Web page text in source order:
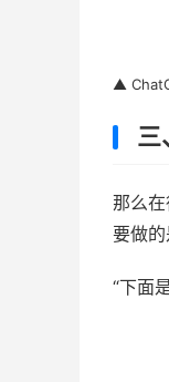
▲
三
那么
要做的
“下面